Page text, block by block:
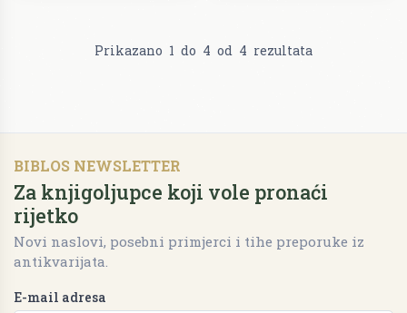
Prikazano 1 do 4 od 4 rezultata
BIBLOS NEWSLETTER
Za knjigoljupce koji vole pronaći
rijetko
Novi naslovi, posebni primjerci i tihe preporuke iz
antikvarijata.
E-mail adresa